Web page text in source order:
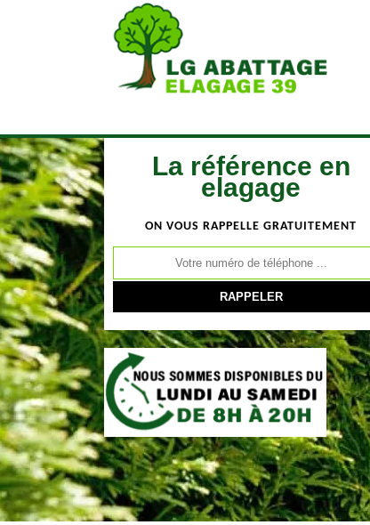
La référence en
elagage
ON VOUS RAPPELLE GRATUITEMENT